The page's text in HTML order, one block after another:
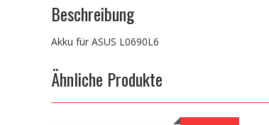
Beschreibung
Akku für ASUS L0690L6
Ähnliche Produkte